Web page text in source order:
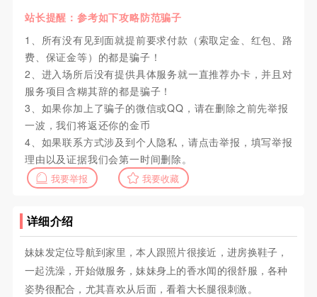
站长提醒：参考如下攻略防范骗子
1、所有没有见到面就提前要求付款（索取定金、红包、路
费、保证金等）的都是骗子！
2、进入场所后没有提供具体服务就一直推荐办卡，并且对
服务项目含糊其辞的都是骗子！
3、如果你加上了骗子的微信或QQ，请在删除之前先举报
一波，我们将返还你的金币
4、如果联系方式涉及到个人隐私，请点击举报，填写举报
理由以及证据我们会第一时间删除。
我要举报 我要收藏
详细介绍
妹妹发定位导航到家里，本人跟照片很接近，进房换鞋子，
一起洗澡，开始做服务，妹妹身上的香水闻的很舒服，各种
姿势很配合，尤其喜欢从后面，看着大长腿很刺激。